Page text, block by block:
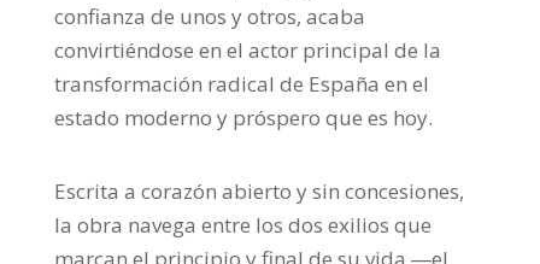
confianza de unos y otros, acaba
convirtiéndose en el actor principal de la
transformación radical de España en el
estado moderno y próspero que es hoy.
Escrita a corazón abierto y sin concesiones,
la obra navega entre los dos exilios que